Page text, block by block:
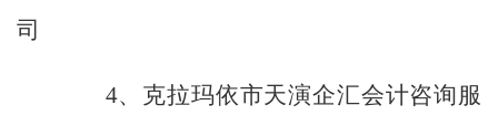
司
4、克拉玛依市天演企汇会计咨询服